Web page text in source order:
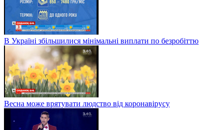
В Україні збільшилися мінімальні виплати по безробіттю
Весна може врятувати людство від коронавірусу